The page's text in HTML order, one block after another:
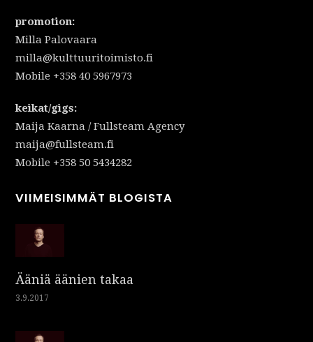
promotion:
Milla Palovaara
milla@kulttuuritoimisto.fi
Mobile +358 40 5967973
keikat/gigs:
Maija Kaarna / Fullsteam Agency
maija@fullsteam.fi
Mobile +358 50 5434282
VIIMEISIMMÄT BLOGISTA
Ääniä äänien takaa
3.9.2017